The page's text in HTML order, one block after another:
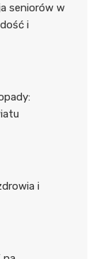
seniorów w
i
i